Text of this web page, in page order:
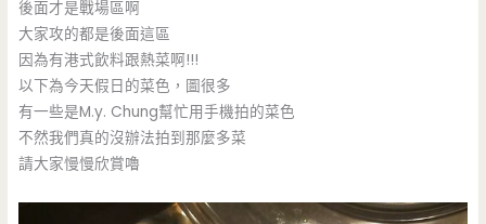
後面才是戰場區啊
大家攻的都是後面這區
因為有港式飲料跟熱菜啊!!!
以下為今天假日的菜色，圖很多
有一些是M.y. Chung幫忙用手機拍的菜色
不然我們真的沒辦法拍到那麼多菜
請大家慢慢欣賞嚕